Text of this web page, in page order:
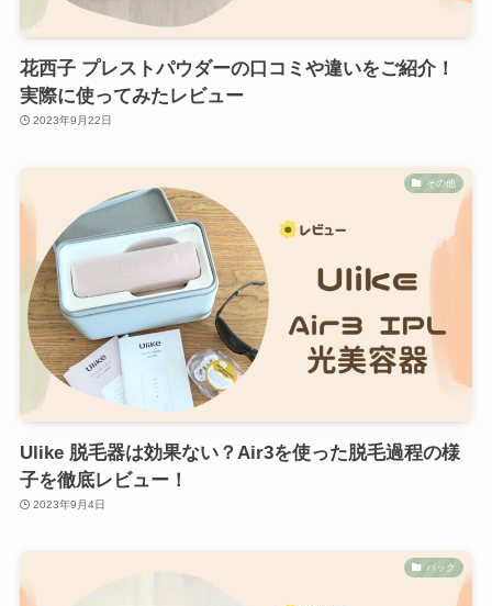
花西子 プレストパウダーの口コミや違いをご紹介！
実際に使ってみたレビュー
2023年9月22日
その他
Ulike 脱毛器は効果ない？Air3を使った脱毛過程の様
子を徹底レビュー！
2023年9月4日
パック